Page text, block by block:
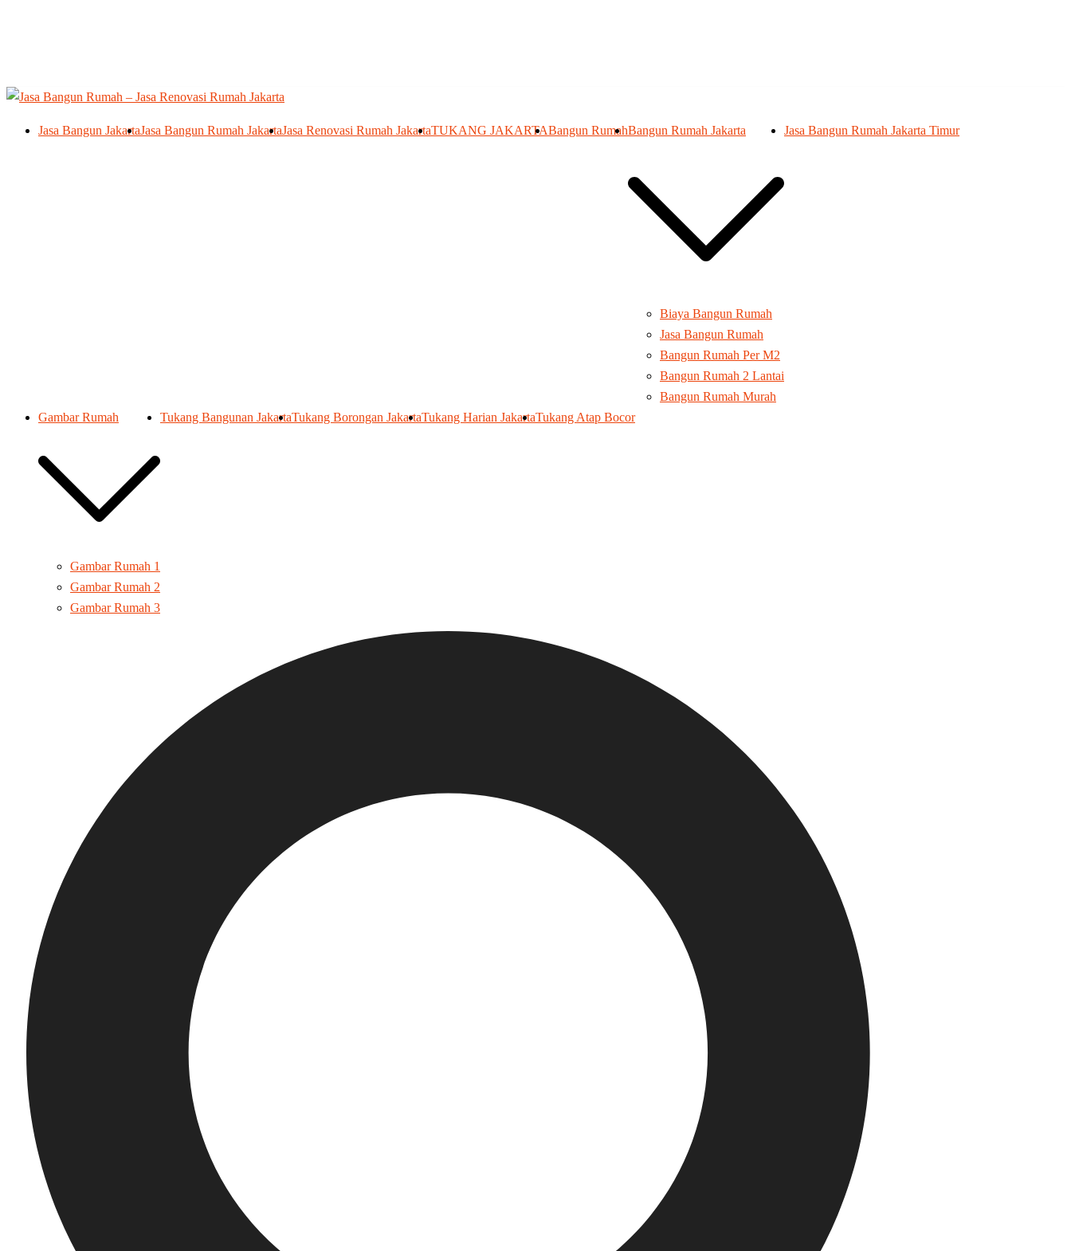
Jasa Bangun JakartaJasa Bangun Rumah JakartaJasa Renovasi Rumah JakartaTUKANG JAKARTABangun RumahBangun Rumah Jakarta
Biaya Bangun Rumah
Jasa Bangun Rumah
Bangun Rumah Per M2
Bangun Rumah 2 Lantai
Bangun Rumah Murah
Jasa Bangun Rumah Jakarta Timur
Gambar Rumah
Gambar Rumah 1
Gambar Rumah 2
Gambar Rumah 3
Tukang Bangunan JakartaTukang Borongan JakartaTukang Harian JakartaTukang Atap Bocor